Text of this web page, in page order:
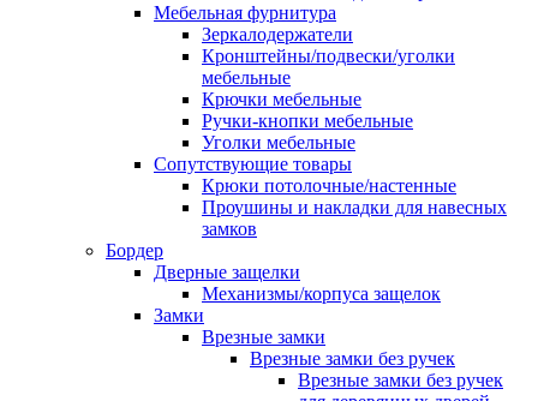
Мебельная фурнитура
Зеркалодержатели
Кронштейны/подвески/уголки
мебельные
Крючки мебельные
Ручки-кнопки мебельные
Уголки мебельные
Сопутствующие товары
Крюки потолочные/настенные
Проушины и накладки для навесных
замков
Бордер
Дверные защелки
Механизмы/корпуса защелок
Замки
Врезные замки
Врезные замки без ручек
Врезные замки без ручек